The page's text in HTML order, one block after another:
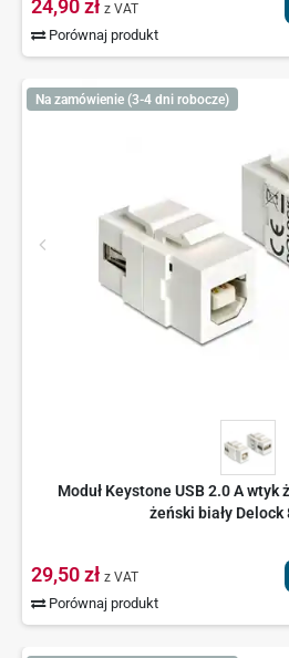
24,90 zł z VAT
Porównaj produkt
Na zamówienie (3-4 dni robocze)
Moduł Keystone USB 2.0 A wtyk
żeński biały Delock
29,50 zł z VAT
Porównaj produkt